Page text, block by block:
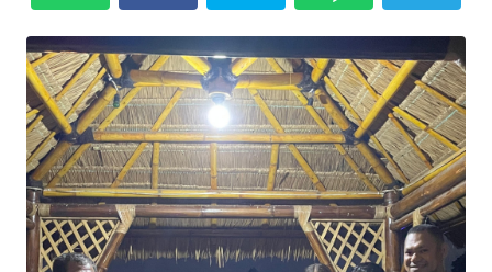
OPINI
Informasi
INDEKS
BERITA
KONTAK
KAMI